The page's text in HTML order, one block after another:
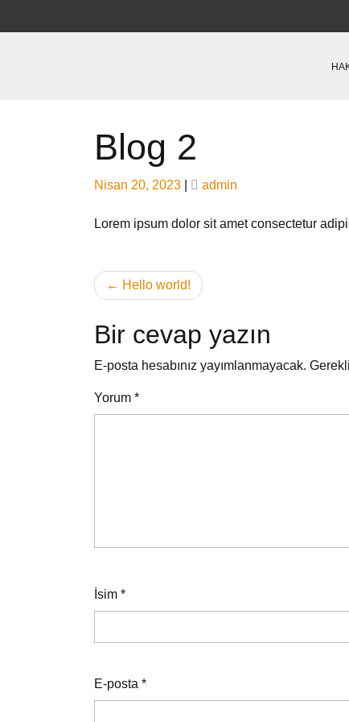
Blog 2
Posted
Nisan 20, 2023
Posted
admin
Lorem ipsum dolor sit amet consectetur
YazıHello world!
Bir cevap yazın
E-posta hesabınız yayımlanmayacak.
Yorum *
İsim *
E-posta *